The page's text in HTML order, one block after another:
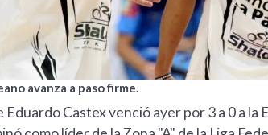
avanza a paso firme.
Eduardo Castex venció ayer por 3 a 0 a